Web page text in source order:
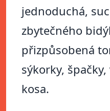
jednoduchá,
zbytečného
přizpůsobená
sýkorky,
kosa.